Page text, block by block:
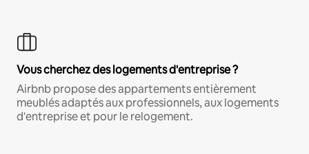
Vous cherchez des logements d'entreprise ?
Airbnb propose des appartements entièrement
meublés adaptés aux professionnels, aux logements
d'entreprise et pour le relogement.